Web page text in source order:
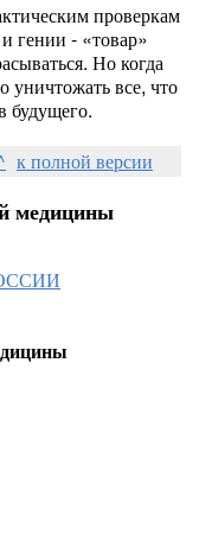
проверкам
гении - «товар»
Но когда
уничтожать все, что
будущего.
к полной версии
медицины